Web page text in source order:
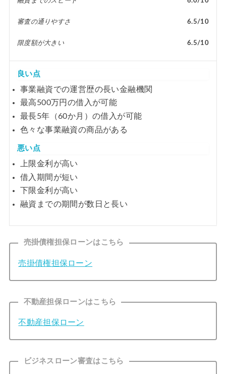
審査の通りやすさ 6.5/10
限度額が大きい 6.5/10
良い点
事業融資での運営歴の長い金融機関
最高500万円の借入が可能
最長5年（60か月）の借入が可能
色々な事業融資の商品がある
悪い点
上限金利が高い
借入期間が短い
下限金利が高い
融資までの期間が数日と長い
売掛債権担保ローンはこちら
売掛債権担保ローン
不動産担保ローンはこちら
不動産担保ローン
ビジネスローン審査はこちら